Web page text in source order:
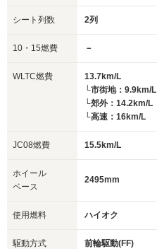
シート列数 2列
10・15燃費 －
WLTC燃費
13.7km/L
└市街地：9.9km/L
└郊外：14.2km/L
└高速：16km/L
JC08燃費 15.5km/L
ホイール
ベース
2495mm
使用燃料 ハイオク
駆動方式 前輪駆動(FF)